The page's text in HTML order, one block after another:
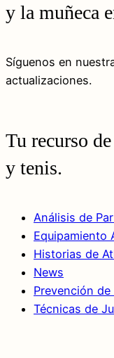
y la muñeca
Síguenos en
actualizaciones.
Tu recurso
y tenis.
Análisis de
Equipamiento
Historias de
News
Prevención de
Técnicas de